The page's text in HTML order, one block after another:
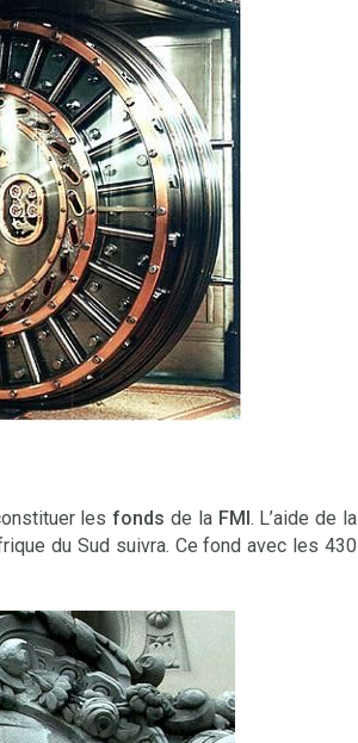
lesfonds de la FMI. L’aide de la
du Sud suivra. Ce fond avec les 430